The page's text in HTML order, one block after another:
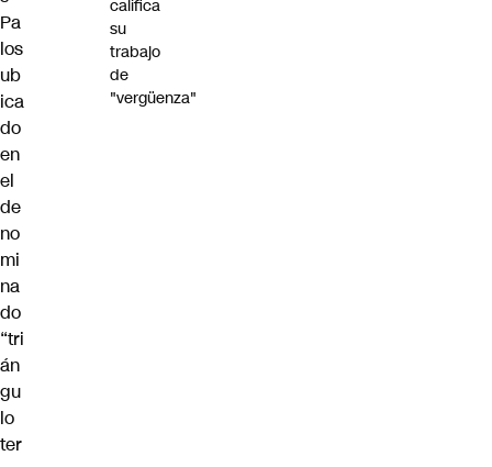
Pa
los
ub
ica
do
en
el
de
no
mi
na
do
“tri
án
gu
lo
ter
califica
su
trabajo
de
"vergüenza"